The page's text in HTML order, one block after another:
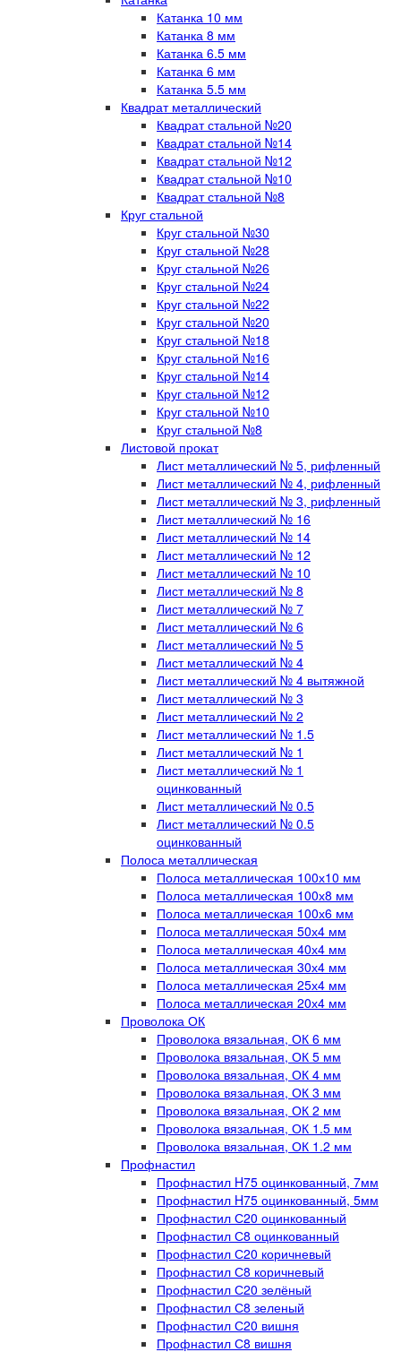
Катанка 10 мм
Катанка 8 мм
Катанка 6.5 мм
Катанка 6 мм
Катанка 5.5 мм
Квадрат металлический
Квадрат стальной №20
Квадрат стальной №14
Квадрат стальной №12
Квадрат стальной №10
Квадрат стальной №8
Круг стальной
Круг стальной №30
Круг стальной №28
Круг стальной №26
Круг стальной №24
Круг стальной №22
Круг стальной №20
Круг стальной №18
Круг стальной №16
Круг стальной №14
Круг стальной №12
Круг стальной №10
Круг стальной №8
Листовой прокат
Лист металлический № 5, рифленный
Лист металлический № 4, рифленный
Лист металлический № 3, рифленный
Лист металлический № 16
Лист металлический № 14
Лист металлический № 12
Лист металлический № 10
Лист металлический № 8
Лист металлический № 7
Лист металлический № 6
Лист металлический № 5
Лист металлический № 4
Лист металлический № 4 вытяжной
Лист металлический № 3
Лист металлический № 2
Лист металлический № 1.5
Лист металлический № 1
Лист металлический № 1
оцинкованный
Лист металлический № 0.5
Лист металлический № 0.5
оцинкованный
Полоса металлическая
Полоса металлическая 100х10 мм
Полоса металлическая 100х8 мм
Полоса металлическая 100х6 мм
Полоса металлическая 50х4 мм
Полоса металлическая 40х4 мм
Полоса металлическая 30х4 мм
Полоса металлическая 25х4 мм
Полоса металлическая 20х4 мм
Проволока ОК
Проволока вязальная, ОК 6 мм
Проволока вязальная, ОК 5 мм
Проволока вязальная, ОК 4 мм
Проволока вязальная, ОК 3 мм
Проволока вязальная, ОК 2 мм
Проволока вязальная, ОК 1.5 мм
Проволока вязальная, ОК 1.2 мм
Профнастил
Профнастил H75 оцинкованный, 7мм
Профнастил H75 оцинкованный, 5мм
Профнастил С20 оцинкованный
Профнастил С8 оцинкованный
Профнастил С20 коричневый
Профнастил С8 коричневый
Профнастил С20 зелёный
Профнастил С8 зеленый
Профнастил С20 вишня
Профнастил С8 вишня